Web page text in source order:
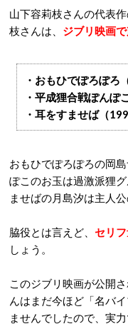
山下容莉枝さんの代表
枝さんは、 ジブリ映画
・おもひでぽろぽろ
・平成狸合戦ぽんぽ
・耳をすませば（
おもひでぽろぽろの岡
ぽこのお玉は過激派狸
ませばの月島汐は主人公
脇役とは言えど、 セリ
しょう。
このジブリ映画が公開
んはまだ今ほど「名バ
ませんでしたので、実